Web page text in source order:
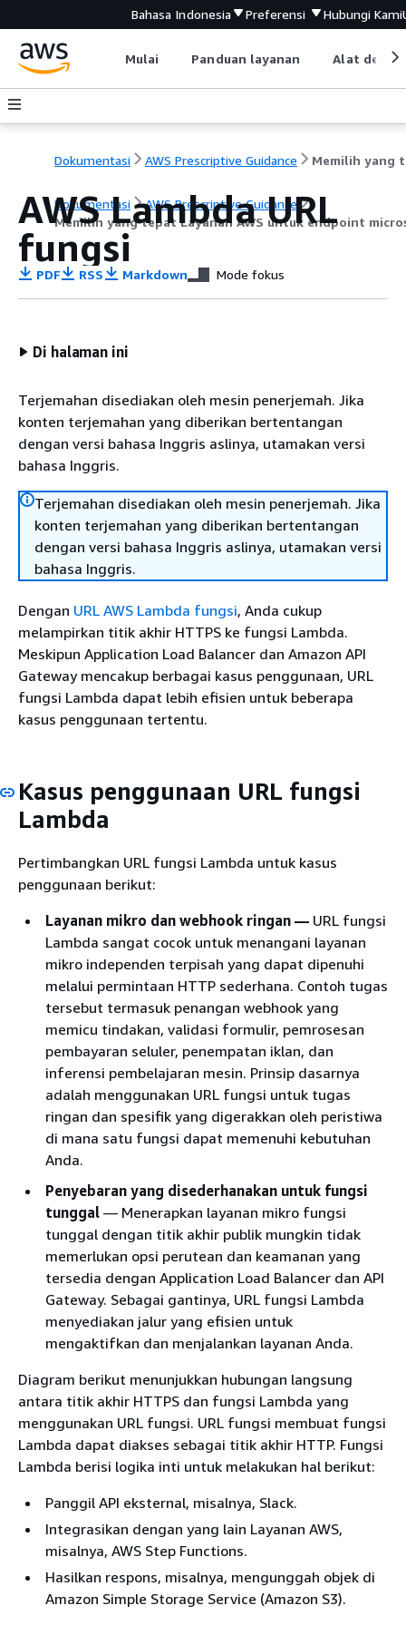
Bahasa Indonesia Preferensi Hubungi Kami
Mulai Panduan layanan Alat
Dokumentasi AWS Prescriptive Guidance
Dokumentasi
AWS Prescriptive Guidance
Memilih yang tepat Layanan AWS untuk endpoint
AWS Lambda URL
fungsi
PDF RSS Markdown Mode fokus
Di halaman ini
Terjemahan disediakan oleh mesin penerjemah. Jika
konten terjemahan yang diberikan bertentangan
dengan versi bahasa Inggris aslinya, utamakan versi
bahasa Inggris.
Terjemahan disediakan oleh mesin penerjemah. Jika
konten terjemahan yang diberikan bertentangan
dengan versi bahasa Inggris aslinya, utamakan versi
bahasa Inggris.
Dengan URL AWS Lambda fungsi, Anda cukup
melampirkan titik akhir HTTPS ke fungsi Lambda.
Meskipun Application Load Balancer dan Amazon API
Gateway mencakup berbagai kasus penggunaan, URL
fungsi Lambda dapat lebih efisien untuk beberapa
kasus penggunaan tertentu.
Kasus penggunaan URL fungsi
Lambda
Pertimbangkan URL fungsi Lambda untuk kasus
penggunaan berikut:
Layanan mikro dan webhook ringan — URL fungsi
Lambda sangat cocok untuk menangani layanan
mikro independen terpisah yang dapat dipenuhi
melalui permintaan HTTP sederhana. Contoh tugas
tersebut termasuk penangan webhook yang
memicu tindakan, validasi formulir, pemrosesan
pembayaran seluler, penempatan iklan, dan
inferensi pembelajaran mesin. Prinsip dasarnya
adalah menggunakan URL fungsi untuk tugas
ringan dan spesifik yang digerakkan oleh peristiwa
di mana satu fungsi dapat memenuhi kebutuhan
Anda.
Penyebaran yang disederhanakan untuk fungsi
tunggal — Menerapkan layanan mikro fungsi
tunggal dengan titik akhir publik mungkin tidak
memerlukan opsi perutean dan keamanan yang
tersedia dengan Application Load Balancer dan API
Gateway. Sebagai gantinya, URL fungsi Lambda
menyediakan jalur yang efisien untuk
mengaktifkan dan menjalankan layanan Anda.
Diagram berikut menunjukkan hubungan langsung
antara titik akhir HTTPS dan fungsi Lambda yang
menggunakan URL fungsi. URL fungsi membuat fungsi
Lambda dapat diakses sebagai titik akhir HTTP. Fungsi
Lambda berisi logika inti untuk melakukan hal berikut:
Panggil API eksternal, misalnya, Slack.
Integrasikan dengan yang lain Layanan AWS,
misalnya, AWS Step Functions.
Hasilkan respons, misalnya, mengunggah objek di
Amazon Simple Storage Service (Amazon S3).